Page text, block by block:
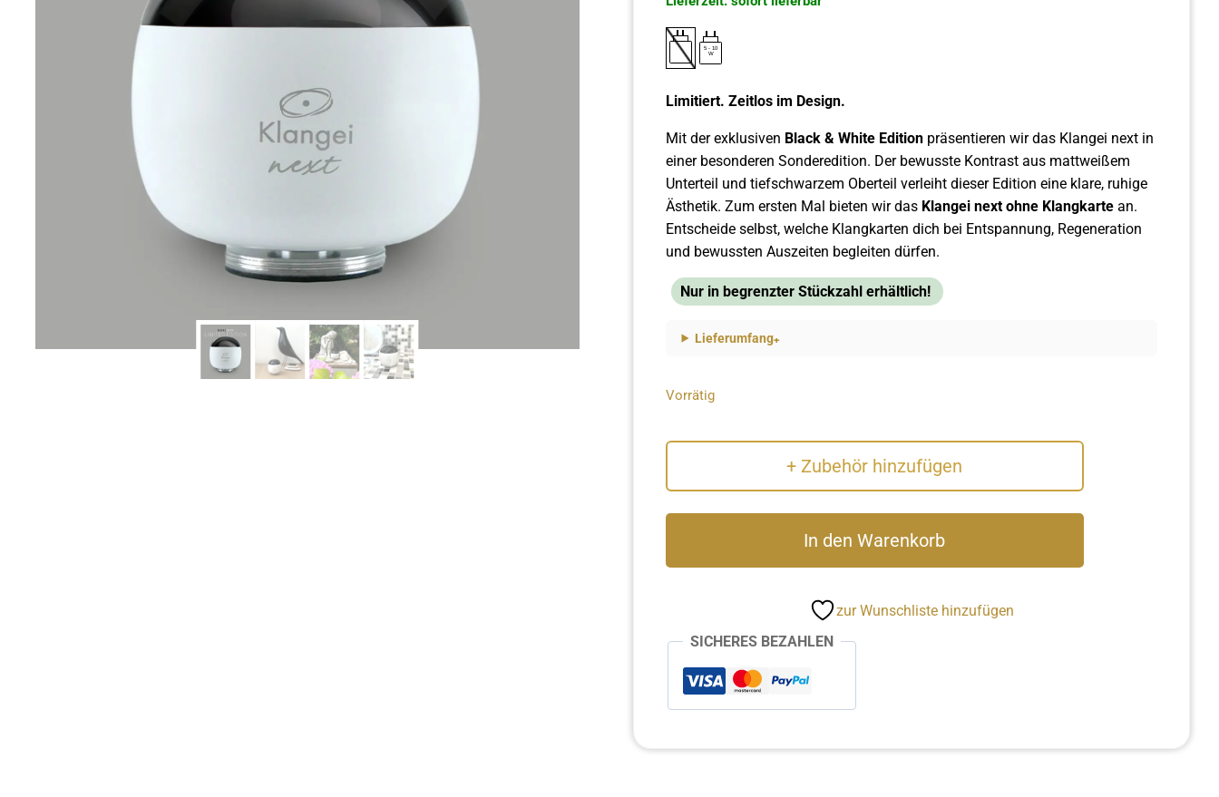
5 -10
W
Limitiert. Zeitlos im Design.
Mit der exklusiven Black & White Editionpräsentieren wir das Klangei next in
einer besonderen Sonderedition. Der bewusste Kontrast aus mattweißem
Unterteil und tiefschwarzem Oberteil verleiht dieser Edition eine klare, ruhige
Ästhetik. Zum ersten Mal bieten wir das Klangei next ohne Klangkartean.
Entscheide selbst, welche Klangkarten dich bei Entspannung, Regeneration
und bewussten Auszeiten begleiten dürfen.
Nur in begrenzter Stückzahl erhältlich!
Lieferumfang+
Vorrätig
+ Zubehör hinzufügen
–
Black
White
Menge
In den Warenkorb
zur Wunschliste hinzufügen
SICHERES BEZAHLEN